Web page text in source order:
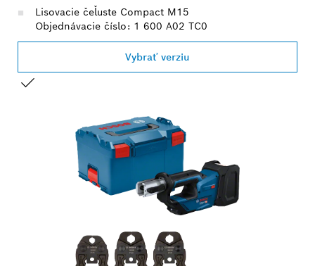
Lisovacie čeľuste Compact M15
Objednávacie číslo: 1 600 A02 TC0
Vybrať verziu